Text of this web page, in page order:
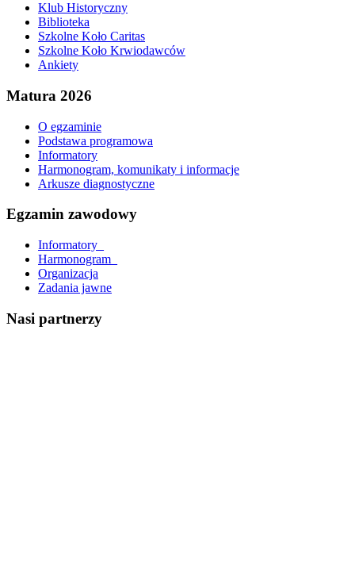
Klub Historyczny
Biblioteka
Szkolne Koło Caritas
Szkolne Koło Krwiodawców
Ankiety
Matura 2026
O egzaminie
Podstawa programowa
Informatory
Harmonogram, komunikaty i informacje
Arkusze diagnostyczne
Egzamin zawodowy
Informatory_
Harmonogram_
Organizacja
Zadania jawne
Nasi partnerzy